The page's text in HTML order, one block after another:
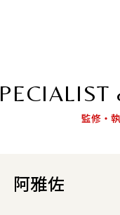
監修・
PECIALIST
阿雅佐